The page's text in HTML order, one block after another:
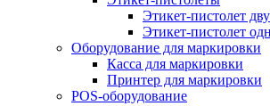
Этикет-пистолет
Этикет-пистолет
Оборудование для маркировки
Касса для маркировки
Принтер для маркировки
POS-оборудование